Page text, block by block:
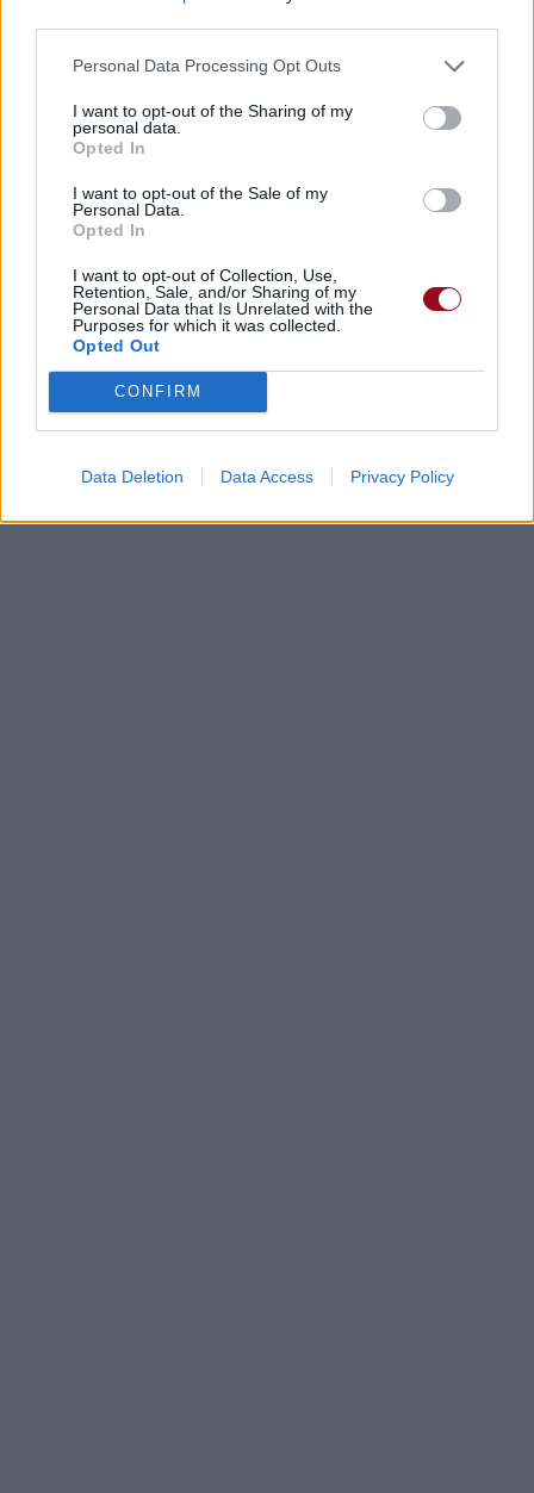
Personal Data Processing Opt Outs
I want to opt-out of the Sharing of my
personal data.
Opted In
I want to opt-out of the Sale of my
Personal Data.
Opted In
I want to opt-out of Collection, Use,
Retention, Sale, and/or Sharing of my
Personal Data that Is Unrelated with the
Purposes for which it was collected.
Opted Out
CONFIRM
Data Deletion Data Access Privacy Policy